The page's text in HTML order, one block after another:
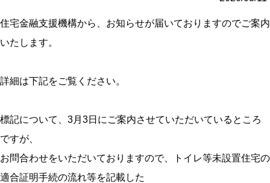
住宅金融支援機構から、お知らせが届いておりますのでご案内
いたします。
詳細は下記をご覧ください。
標記について、3月3日にご案内させていただいているところ
ですが、
お問合わせをいただいておりますので、トイレ等未設置住宅の
適合証明手続の流れ等を記載した